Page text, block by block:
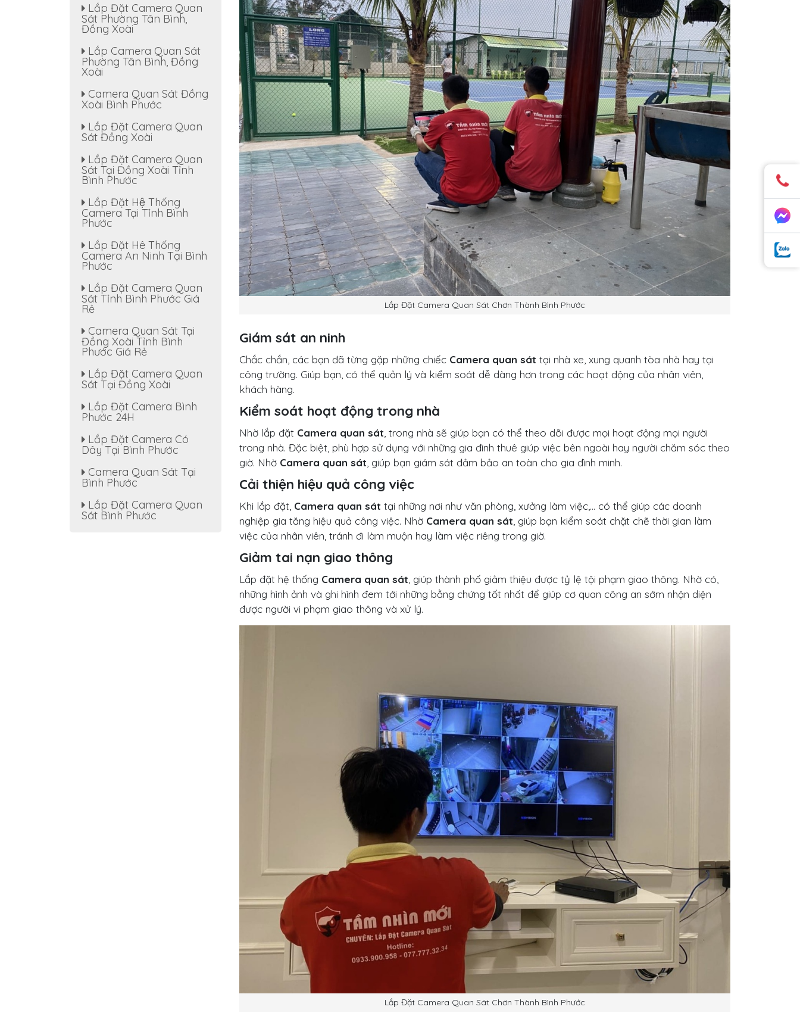
Lắp Đặt Camera Quan Sát Chơn Thành Bình Phước
Giám sát an ninh
Chắc chắn, các bạn đã từng gặp những chiếc Camera quan sát tại nhà xe, xung quanh tòa nhà hay tại
công trường. Giúp bạn, có thể quản lý và kiểm soát dễ dàng hơn trong các hoạt động của nhân viên,
khách hàng.
Kiểm soát hoạt động trong nhà
Nhờ lắp đặt Camera quan sát , trong nhà sẽ giúp bạn có thể theo dõi được mọi hoạt động mọi người
trong nhà. Đặc biệt, phù hợp sử dụng với những gia đình thuê giúp việc bên ngoài hay người chăm sóc theo
giờ. Nhờ Camera quan sát , giúp bạn giám sát đảm bảo an toàn cho gia đình minh.
Cải thiện hiệu quả công việc
Khi lắp đặt, Camera quan sát tại những nơi như văn phòng, xưởng làm việc,… có thể giúp các doanh
nghiệp gia tăng hiệu quả công việc. Nhờ Camera quan sát , giúp bạn kiểm soát chặt chẽ thời gian làm
việc của nhân viên, tránh đi làm muộn hay làm việc riêng trong giờ.
Giảm tai nạn giao thông
Lắp đặt hệ thống Camera quan sát , giúp thành phố giảm thiệu được tỷ lệ tội phạm giao thông. Nhờ có,
những hình ảnh và ghi hình đem tới những bằng chứng tốt nhất để giúp cơ quan công an sớm nhận diện
được người vi phạm giao thông và xử lý.
Lắp Đặt Camera Quan Sát Chơn Thành Bình Phước
Lắp Đặt Camera Quan
Sát Phường Tân Bình,
Đồng Xoài
Lắp Camera Quan Sát
Phường Tân Bình, Đồng
Xoài
Camera Quan Sát Đồng
Xoài Bình Phước
Lắp Đặt Camera Quan
Sát Đồng Xoài
Lắp Đặt Camera Quan
Sát Tại Đồng Xoài Tỉnh
Bình Phước
Lắp Đặt Hệ Thống
Camera Tại Tỉnh Bình
Phước
Lắp Đặt Hê Thống
Camera An Ninh Tại Bình
Phước
Lắp Đặt Camera Quan
Sát Tỉnh Bình Phước Giá
Rẻ
Camera Quan Sát Tại
Đồng Xoài Tỉnh Bình
Phước Giá Rẻ
Lắp Đặt Camera Quan
Sát Tại Đồng Xoài
Lắp Đặt Camera Bình
Phước 24H
Lắp Đặt Camera Có
Dây Tại Bình Phước
Camera Quan Sát Tại
Bình Phước
Lắp Đặt Camera Quan
Sát Bình Phước